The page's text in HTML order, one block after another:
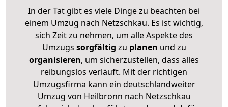
In der Tat gibt es viele Dinge zu beachten bei
einem Umzug nach Netzschkau. Es ist wichtig,
sich Zeit zu nehmen, um alle Aspekte des
Umzugs sorgfältig zu planen und zu
organisieren, um sicherzustellen, dass alles
reibungslos verläuft. Mit der richtigen
Umzugsfirma kann ein deutschlandweiter
Umzug von Heilbronn nach Netzschkau